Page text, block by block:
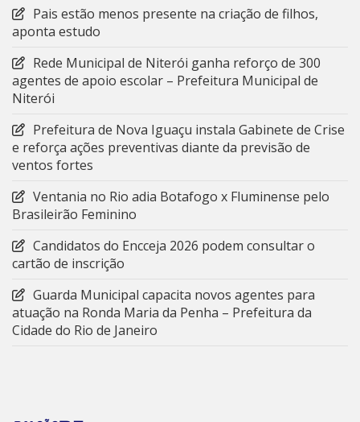
Pais estão menos presente na criação de filhos,
aponta estudo
Rede Municipal de Niterói ganha reforço de 300
agentes de apoio escolar – Prefeitura Municipal de
Niterói
Prefeitura de Nova Iguaçu instala Gabinete de Crise
e reforça ações preventivas diante da previsão de
ventos fortes
Ventania no Rio adia Botafogo x Fluminense pelo
Brasileirão Feminino
Candidatos do Encceja 2026 podem consultar o
cartão de inscrição
Guarda Municipal capacita novos agentes para
atuação na Ronda Maria da Penha – Prefeitura da
Cidade do Rio de Janeiro